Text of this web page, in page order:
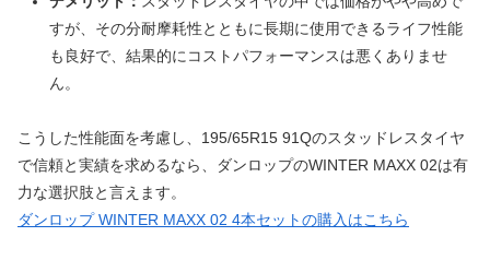
すが、その分耐摩耗性とともに長期に使用できるライフ性能
も良好で、結果的にコストパフォーマンスは悪くありませ
ん。
こうした性能面を考慮し、195/65R15 91Qのスタッドレスタイヤ
で信頼と実績を求めるなら、ダンロップのWINTER MAXX 02は有
力な選択肢と言えます。
ダンロップ WINTER MAXX 02 4本セットの購入はこちら